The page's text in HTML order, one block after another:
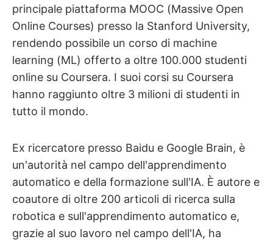
principale piattaforma MOOC (Massive Open
Online Courses) presso la Stanford University,
rendendo possibile un corso di machine
learning (ML) offerto a oltre 100.000 studenti
online su Coursera. I suoi corsi su Coursera
hanno raggiunto oltre 3 milioni di studenti in
tutto il mondo.
Ex ricercatore presso Baidu e Google Brain, è
un'autorità nel campo dell'apprendimento
automatico e della formazione sull'IA. È autore e
coautore di oltre 200 articoli di ricerca sulla
robotica e sull'apprendimento automatico e,
grazie al suo lavoro nel campo dell'IA, ha